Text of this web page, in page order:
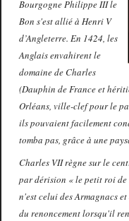
Bourgogne Philippe III le
Bon s'est allié à Henri V
d’Angleterre. En 1424, les
Anglais envahirent le
domaine de Charles
(Dauphin de France et
Orléans, ville-clef pour le
ils pouvaient facilement
tomba pas, grâce à une
Charles VII règne sur le
par dérision « le petit roi de
n'est celui des Armagnacs
du renoncement lorsqu'il